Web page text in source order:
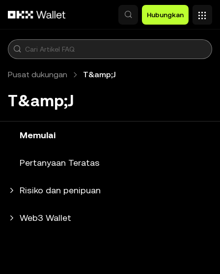
Hubungkan
Pusat dukungan T&amp;J
T&amp;J
Memulai
Pertanyaan Teratas
Risiko dan penipuan
Web3 Wallet